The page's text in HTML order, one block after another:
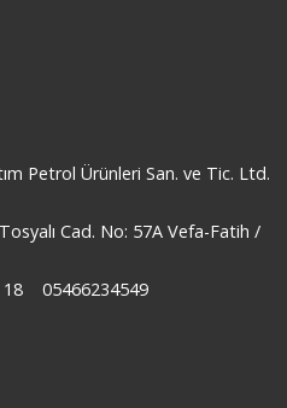
Petrol Ürünleri San. ve Tic. Ltd.
Cad. No: 57A Vefa-Fatih /
05466234549